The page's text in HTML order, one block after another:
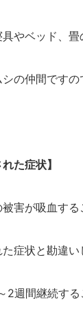
やベッド、
の仲間です
た症状】
害が吸血する
症状と勘違い
2週間継続する